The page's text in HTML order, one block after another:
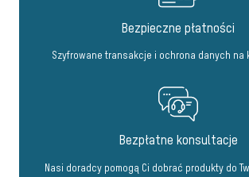
Bezpieczne płatności
Szyfrowane transakcje i ochrona danych na
Bezpłatne konsultacje
Nasi doradcy pomogą Ci dobrać produkty do